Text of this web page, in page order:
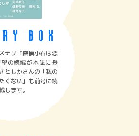
テリ『探偵小石は恋
の続編が本誌に登
としかさんの「私の
くない」も前号に続
します。